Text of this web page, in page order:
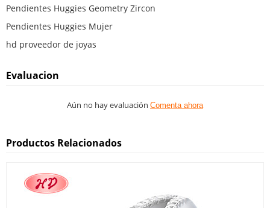
Pendientes Huggies Geometry Zircon
Pendientes Huggies Mujer
hd proveedor de joyas
Evaluacion
Aún no hay evaluación Comenta ahora
Productos Relacionados